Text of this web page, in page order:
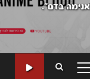
בדם".
PRIMARY